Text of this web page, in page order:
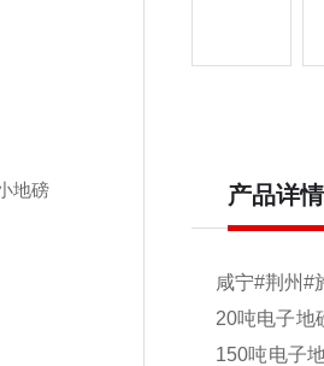
地磅 产品详情
咸宁#荆州#
20吨电子地
150吨电子